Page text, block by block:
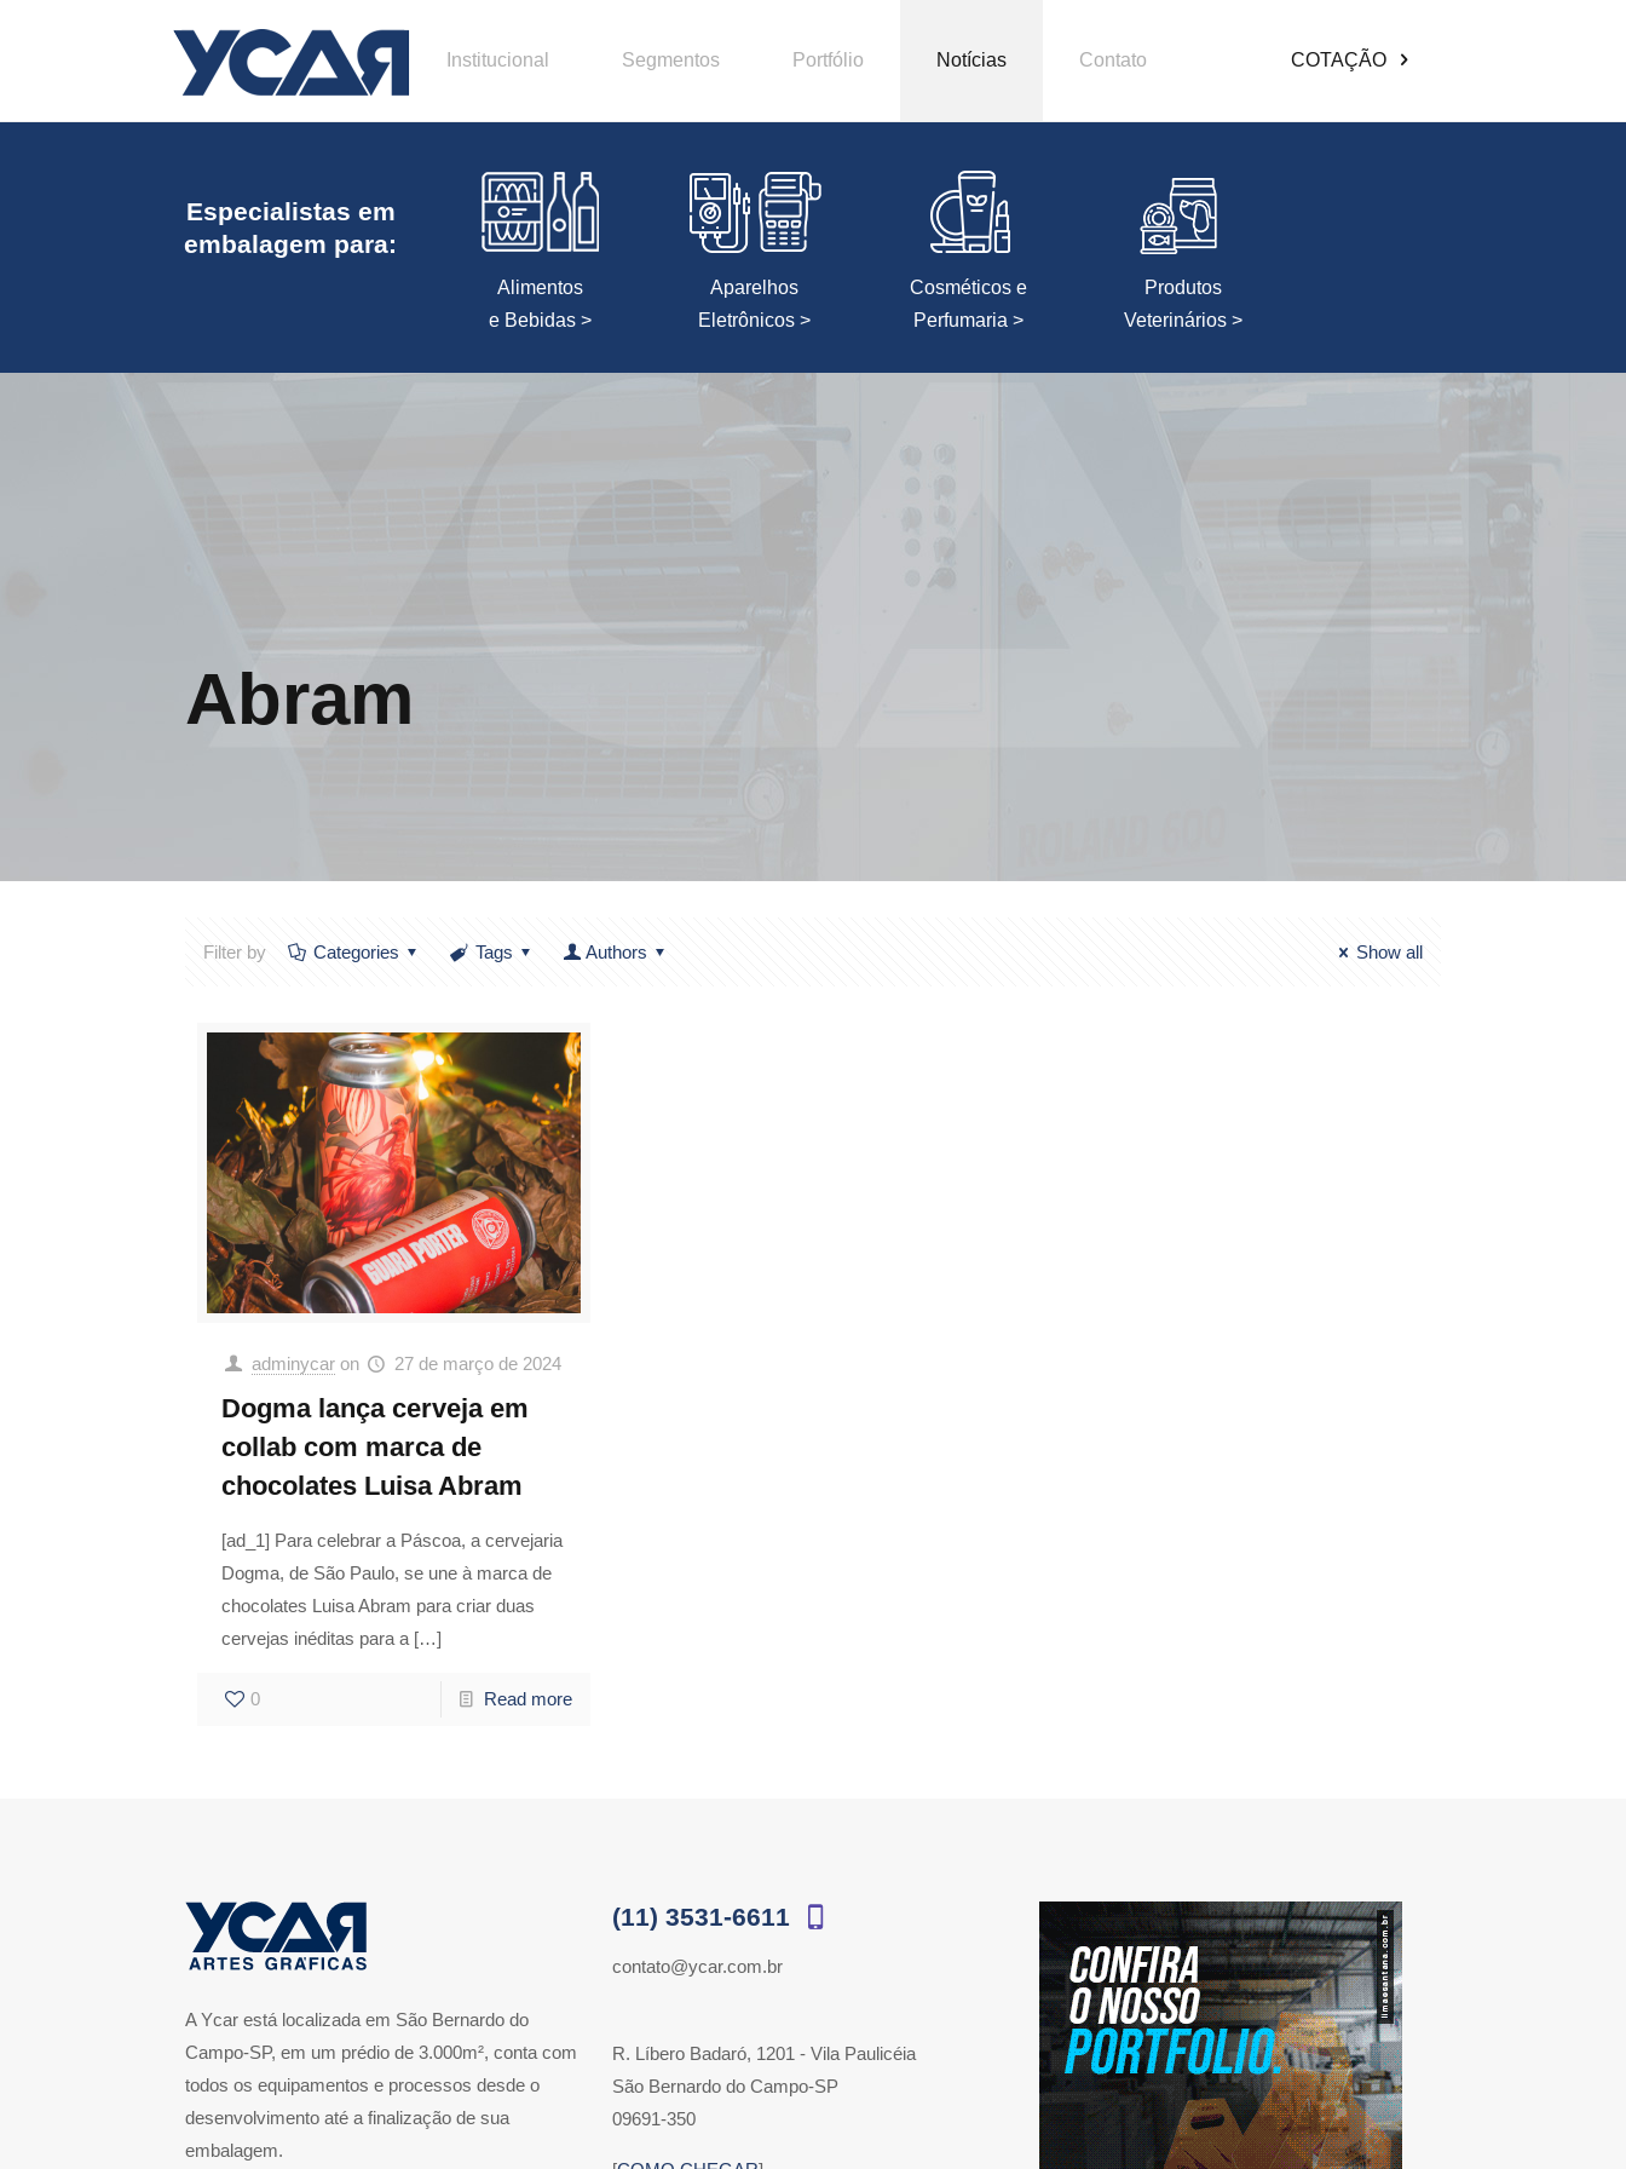
Institucional Segmentos Portfólio Notícias Contato COTAÇÃO
Especialistas em
embalagem para:
Alimentos
e Bebidas >
Aparelhos
Eletrônicos >
Cosméticos e
Perfumaria >
Produtos
Veterinários >
Abram
Filter by Categories Tags Authors Show all
adminycar on 27 de março de 2024
Dogma lança cerveja em
collab com marca de
chocolates Luisa Abram
[ad_1] Para celebrar a Páscoa, a cervejaria
Dogma, de São Paulo, se une à marca de
chocolates Luisa Abram para criar duas
cervejas inéditas para a[…]
0 Read more
A Ycar está localizada em São Bernardo do
Campo-SP, em um prédio de 3.000m², conta com
todos os equipamentos e processos desde o
desenvolvimento até a finalização de sua
embalagem.
(11) 3531-6611
contato@ycar.com.br
R. Líbero Badaró, 1201 - Vila Paulicéia
São Bernardo do Campo-SP
09691-350